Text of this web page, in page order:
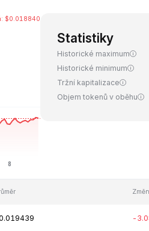
: $0.018840
Statistiky
Historické maximum
Historické minimum
Tržní kapitalizace
Objem tokenů v oběhu
-